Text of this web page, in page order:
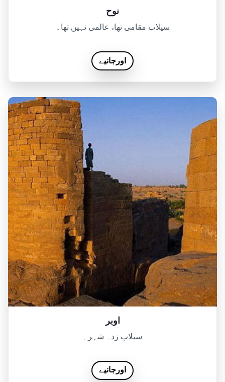
نوح
سیلاب مقامی تھا، عالمی نہیں تھا۔
اورجانیے
اوبر
سیلاب زدہ شہر۔
اورجانیے